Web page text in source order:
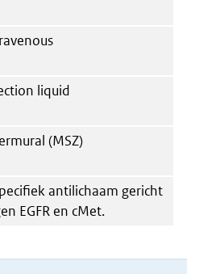
liquid
(MSZ)
antilichaam gericht
EGFR en cMet.